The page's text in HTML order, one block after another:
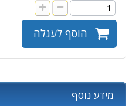
הוסף לעגלה
מידע נוסף